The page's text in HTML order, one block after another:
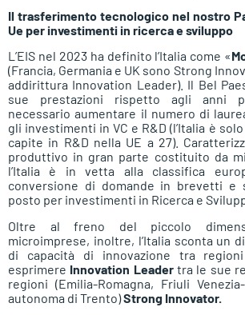
Il trasferimento tecnologico nel nostro
Ue per investimenti in ricerca e sviluppo
L’EIS nel 2023 ha definito l’Italia come «
(Francia, Germania e UK sono Strong
addirittura Innovation Leader). Il Bel
sue prestazioni rispetto agli anni
necessario aumentare il numero di
gli investimenti in VC e R&D (l’Italia è
capite in R&D nella UE a 27).
produttivo in gran parte costituito da
l’Italia è in vetta alla classifica
conversione di domande in brevetti e
posto per investimenti in Ricerca e
Oltre al freno del piccolo
microimprese, inoltre, l’Italia sconta un
di capacità di innovazione tra
esprimere Innovation Leadertra le sue
regioni (Emilia-Romagna, Friuli
autonoma di Trento)Strong Innovator.